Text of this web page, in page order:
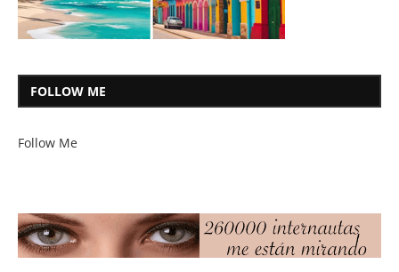
FOLLOW ME
Follow Me